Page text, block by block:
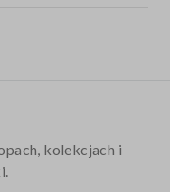
kolekcjach i